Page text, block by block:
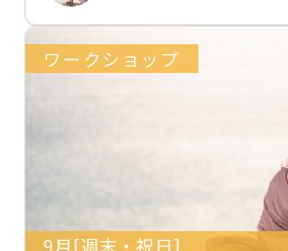
ワークショップ
9月[週末・祝日]